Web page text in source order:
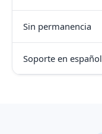
Sin permanencia
Soporte en español